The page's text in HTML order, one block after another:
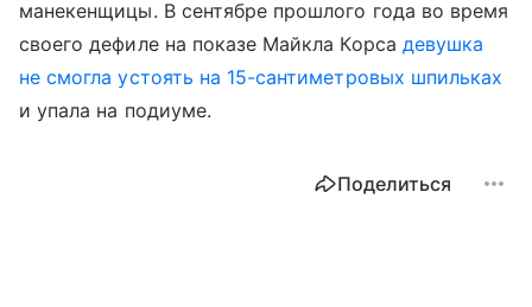
манекенщицы. В сентябре прошлого года во время
своего дефиле на показе Майкла Корса девушка
не смогла устоять на 15-сантиметровых шпильках
и упала на подиуме.
Поделиться